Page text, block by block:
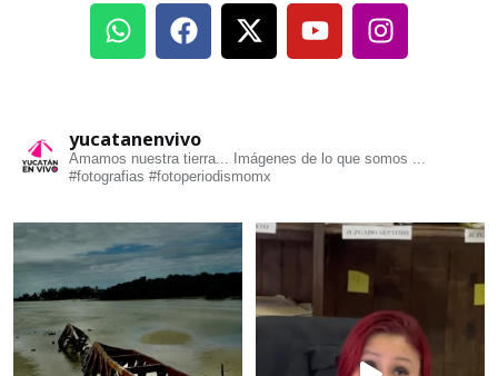
yucatanenvivo
Amamos nuestra tierra... Imágenes de lo que somos ...
#fotografias #fotoperiodismomx